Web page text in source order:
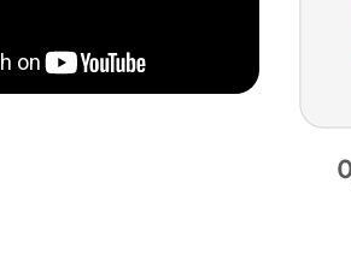
반수 시작반
소수정규 24명 정원